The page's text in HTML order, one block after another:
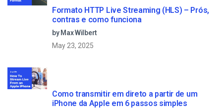
Formato HTTP Live Streaming (HLS) – Prós,
contras e como funciona
by Max Wilbert
May 23, 2025
Como transmitir em direto a partir de um
iPhone da Apple em 6 passos simples